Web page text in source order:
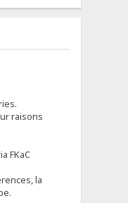
raisons
FKaC
la